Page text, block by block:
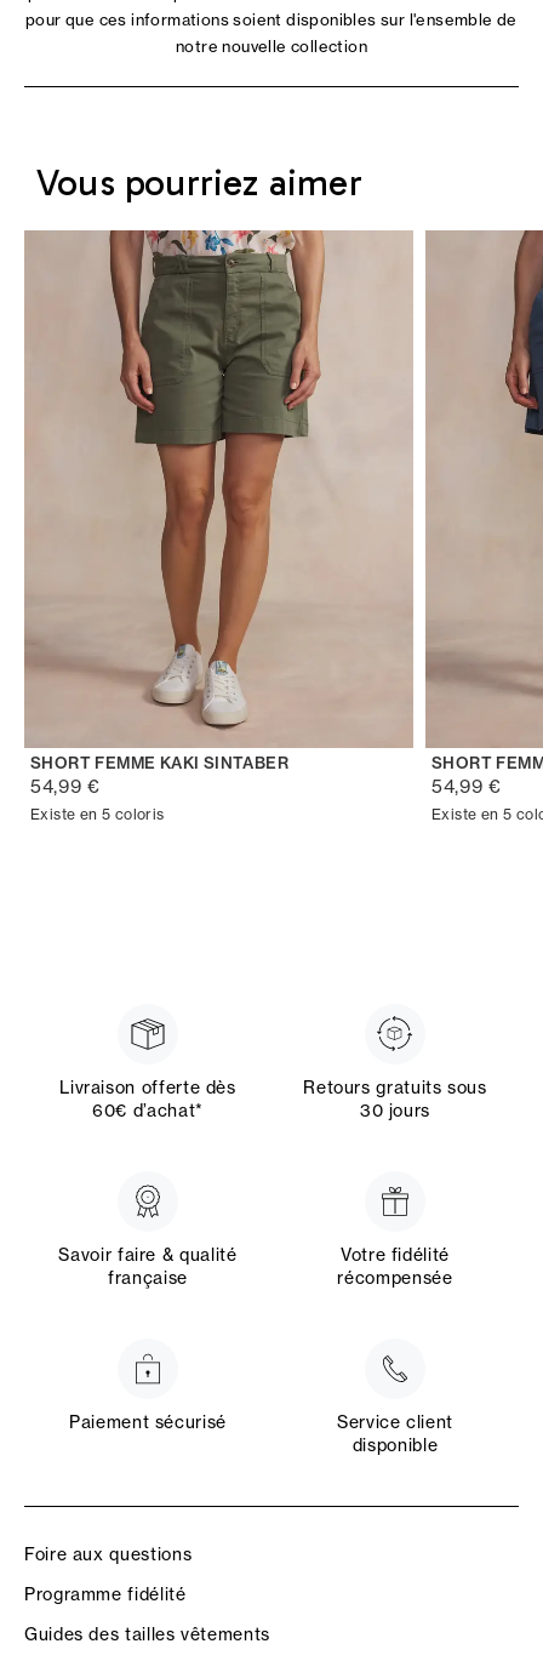
pour que ces informations soient disponibles sur l'ensemble de
notre nouvelle collection
Vous pourriez aimer
SHORT FEMME KAKI SINTABER
54,99 €
Existe en 5 coloris
SHORT
54,99 €
Existe en 5
Livraison offerte dès
60€ d’achat*
Retours gratuits sous
30 jours
Savoir faire & qualité
française
Votre fidélité
récompensée
Paiement sécurisé
Service client
disponible
Foire aux questions
Programme fidélité
Guides des tailles vêtements